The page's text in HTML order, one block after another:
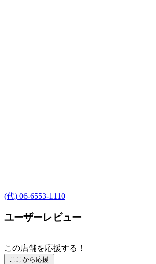
(代) 06-6553-1110
ユーザーレビュー
この店舗を応援する！
ここから応援